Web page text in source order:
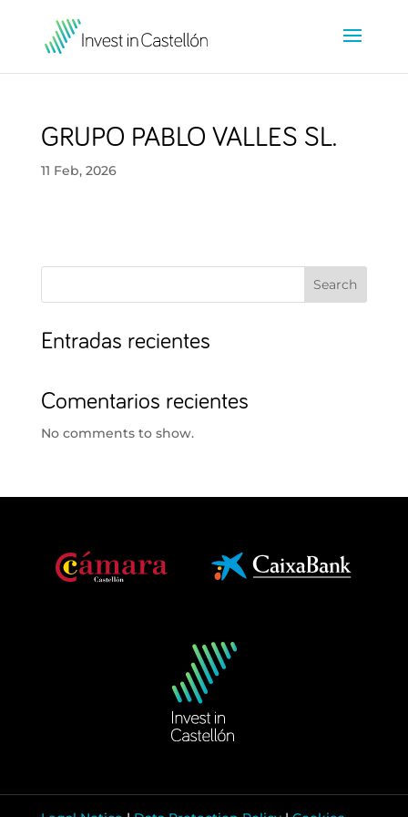
GRUPO PABLO VALLES SL.
11 Feb, 2026
Search
Entradas recientes
Comentarios recientes
No comments to show.